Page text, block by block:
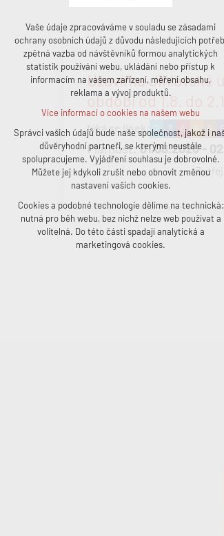
Uzavírka Jihlavské
období od 1.8. do
2 3 4 5 6
Platnost:01.08.2026 -
Technická cookies
nutná pro provozování webu
udržení kontextu stránek (session):
případná přihlášení, volby jazyka, apod.
analytická pro anonymizované vyhodnocení
návštěvnosti
marketingová cookies (Google, Facebook)
Více informací o cookies na našem webu
Přijmout všechny cookies
Odmítnout vše
Vaše údaje zpracováváme v souladu se zásadami
ochrany osobních údajů z důvodu následujících
zpětná vazba od návštěvníků formou analytických
statistik používání webu, ukládání nebo přístup k
informacím na vašem zařízení, měření obsahu,
reklama a vývoj produktů.
Více informací o cookies na našem webu
Správci vašich údajů bude naše společnost, jakož i
důvěryhodní partneři, se kterými neustále
spolupracujeme. Vyjádření souhlasu je dobrovolné.
Můžete jej kdykoli zrušit nebo obnovit změnou
nastavení vašich cookies.
Cookies a podobné technologie dělíme na technická:
nutná pro běh webu, bez nichž nelze web používat a
volitelná. Do této části spadají analytická a
marketingová cookies.